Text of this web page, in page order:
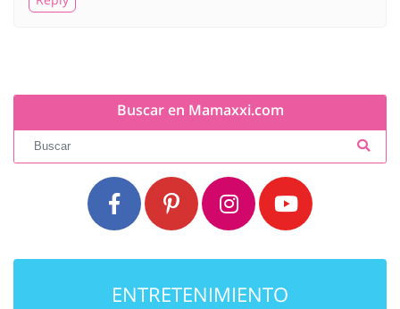
Buscar en Mamaxxi.com
ENTRETENIMIENTO